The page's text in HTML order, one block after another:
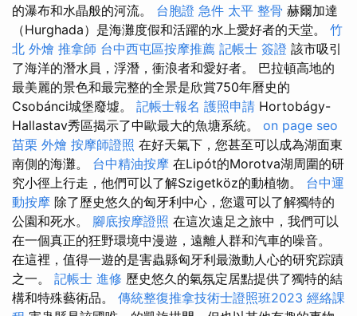
的瀑布和水晶般的河流。 台胞證 急件 太平 整骨 赫爾加達
（Hurghada）是海灘度假和活躍的水上愛好者的天堂。 竹
北 外燴 推拿師 台中西屯區按摩推薦 記帳士 簽證 該市吸引
了海洋的潛水員，浮潛，衝浪者和愛好者。 巴拉頓高地的
最美麗的景色和最完整的全景是欣賞750年曆史的
Csobánci城堡廢墟。 記帳士報名 護照申請 Hortobágy-
Hallastav秀區揭示了中歐最大的魚塘系統。 on page seo
苗栗 外燴 按摩師證照 在好天氣下，您甚至可以成為湖面東
南側的海灘。 台中精油按摩 在Lipót的Morotva湖周圍的研
究小徑上行走，他們可以了解Szigetköz的動植物。 台中運
動按摩 除了歷史悠久的匈牙利中心，您還可以了解獨特的
公園和死水。 腳底按摩證照 在這次遠足之旅中，我們可以
在一個真正的狂野環境中漫遊，遠離人群和汽車的噪音。
在這裡，值得一遊的是害蟲縣匈牙利最激動人心的研究踪蹟
之一。 記帳士 進修 歷史悠久的氣氛定居點提供了獨特的結
構和特殊藝術品。 傳統整復推拿技術士證照班2023 經絡課